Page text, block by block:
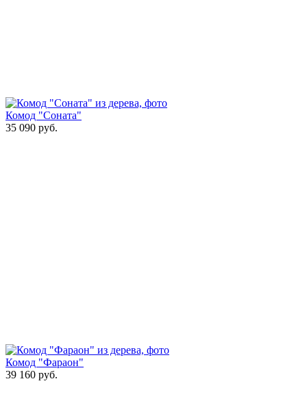
Комод "Соната"
35 090 руб.
Комод "Фараон"
39 160 руб.